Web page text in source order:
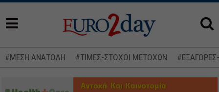
#ΜΕΣΗ ΑΝΑΤΟΛΗ #ΤΙΜΕΣ-ΣΤΟΧΟΙ ΜΕΤΟΧΩΝ